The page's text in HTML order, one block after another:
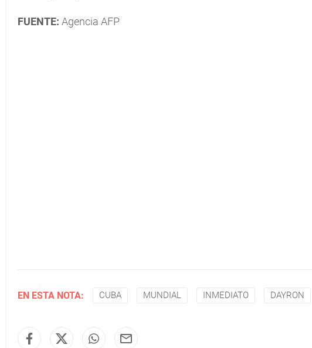
FUENTE: Agencia AFP
EN ESTA NOTA: CUBA MUNDIAL INMEDIATO DAYRON